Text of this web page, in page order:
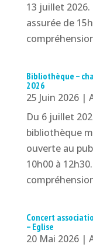
13 juillet 2026.
assurée de
Bibliothèque –
2026
25 Juin 2026|
Du 6 juillet
bibliothèque
ouverte au
10h00 à
Concert
– Eglise
20 Mai 2026|